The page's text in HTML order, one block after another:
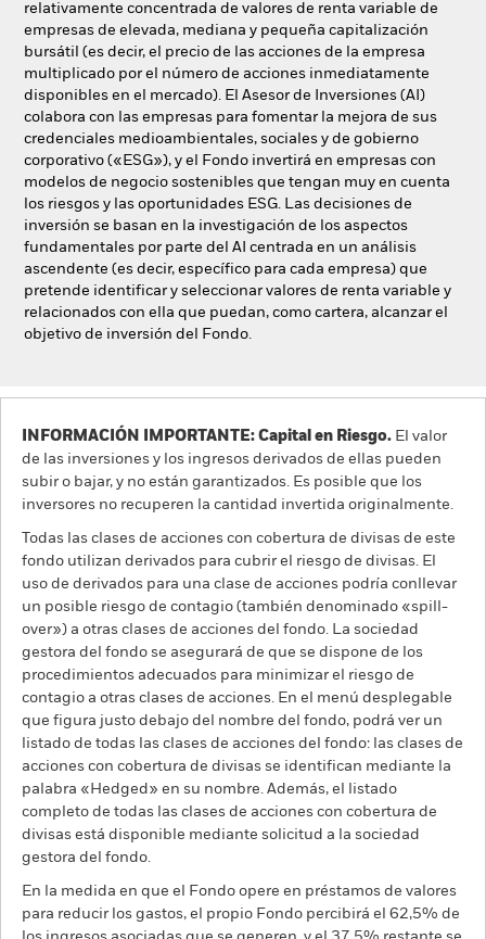
relativamente concentrada de valores de renta variable de
empresas de elevada, mediana y pequeña capitalización
bursátil (es decir, el precio de las acciones de la empresa
multiplicado por el número de acciones inmediatamente
disponibles en el mercado). El Asesor de Inversiones (AI)
colabora con las empresas para fomentar la mejora de sus
credenciales medioambientales, sociales y de gobierno
corporativo («ESG»), y el Fondo invertirá en empresas con
modelos de negocio sostenibles que tengan muy en cuenta
los riesgos y las oportunidades ESG. Las decisiones de
inversión se basan en la investigación de los aspectos
fundamentales por parte del AI centrada en un análisis
ascendente (es decir, específico para cada empresa) que
pretende identificar y seleccionar valores de renta variable y
relacionados con ella que puedan, como cartera, alcanzar el
objetivo de inversión del Fondo.
INFORMACIÓN IMPORTANTE: Capital en Riesgo. El valor
de las inversiones y los ingresos derivados de ellas pueden
subir o bajar, y no están garantizados. Es posible que los
inversores no recuperen la cantidad invertida originalmente.
Todas las clases de acciones con cobertura de divisas de este
fondo utilizan derivados para cubrir el riesgo de divisas. El
uso de derivados para una clase de acciones podría conllevar
un posible riesgo de contagio (también denominado «spill-
over») a otras clases de acciones del fondo. La sociedad
gestora del fondo se asegurará de que se dispone de los
procedimientos adecuados para minimizar el riesgo de
contagio a otras clases de acciones. En el menú desplegable
que figura justo debajo del nombre del fondo, podrá ver un
listado de todas las clases de acciones del fondo: las clases de
acciones con cobertura de divisas se identifican mediante la
palabra «Hedged» en su nombre. Además, el listado
completo de todas las clases de acciones con cobertura de
divisas está disponible mediante solicitud a la sociedad
gestora del fondo.
En la medida en que el Fondo opere en préstamos de valores
para reducir los gastos, el propio Fondo percibirá el 62,5% de